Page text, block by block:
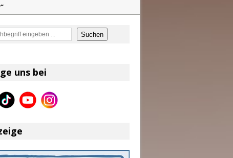
Shaboozey im Fokus
Days Ahead“ an
Suchen
uns bei